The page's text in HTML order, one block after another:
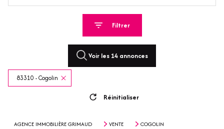
Filtrer
Voir les 14 annonces
83310 - Cogolin
Réinitialiser
AGENCE IMMOBILIÈRE GRIMAUD VENTE COGOLIN